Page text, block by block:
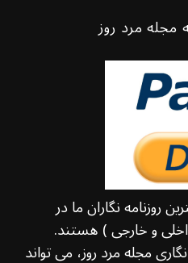
مرد روز
نگاران ما در
و خارجی ) هستند.
مجله مرد روز، می تواند